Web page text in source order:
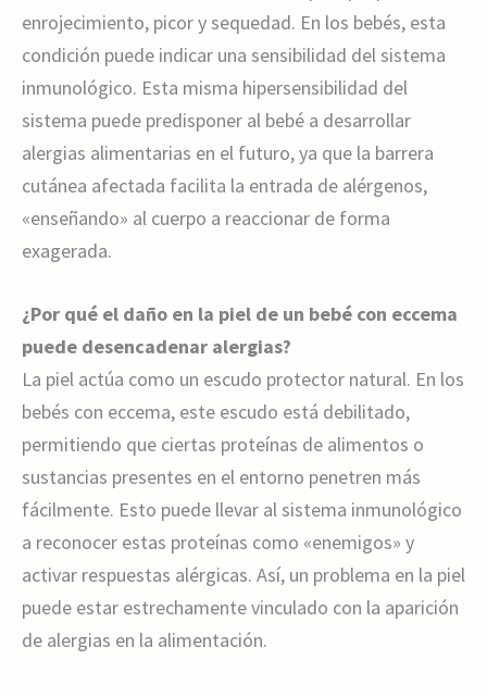
enrojecimiento, picor y sequedad. En los bebés, esta
condición puede indicar una sensibilidad del sistema
inmunológico. Esta misma hipersensibilidad del
sistema puede predisponer al bebé a desarrollar
alergias alimentarias en el futuro, ya que la barrera
cutánea afectada facilita la entrada de alérgenos,
«enseñando» al cuerpo a reaccionar de forma
exagerada.
¿Por qué el daño en la piel de un bebé con eccema
puede desencadenar alergias?
La piel actúa como un escudo protector natural. En los
bebés con eccema, este escudo está debilitado,
permitiendo que ciertas proteínas de alimentos o
sustancias presentes en el entorno penetren más
fácilmente. Esto puede llevar al sistema inmunológico
a reconocer estas proteínas como «enemigos» y
activar respuestas alérgicas. Así, un problema en la piel
puede estar estrechamente vinculado con la aparición
de alergias en la alimentación.